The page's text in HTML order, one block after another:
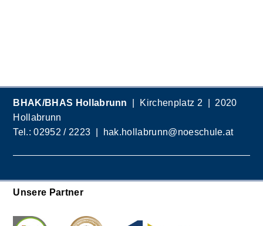
BHAK/BHAS Hollabrunn
| Kirchenplatz 2 | 2020
Hollabrunn
Tel.:02952 / 2223 | hak.hollabrunn@noeschule.at
Unsere Partner